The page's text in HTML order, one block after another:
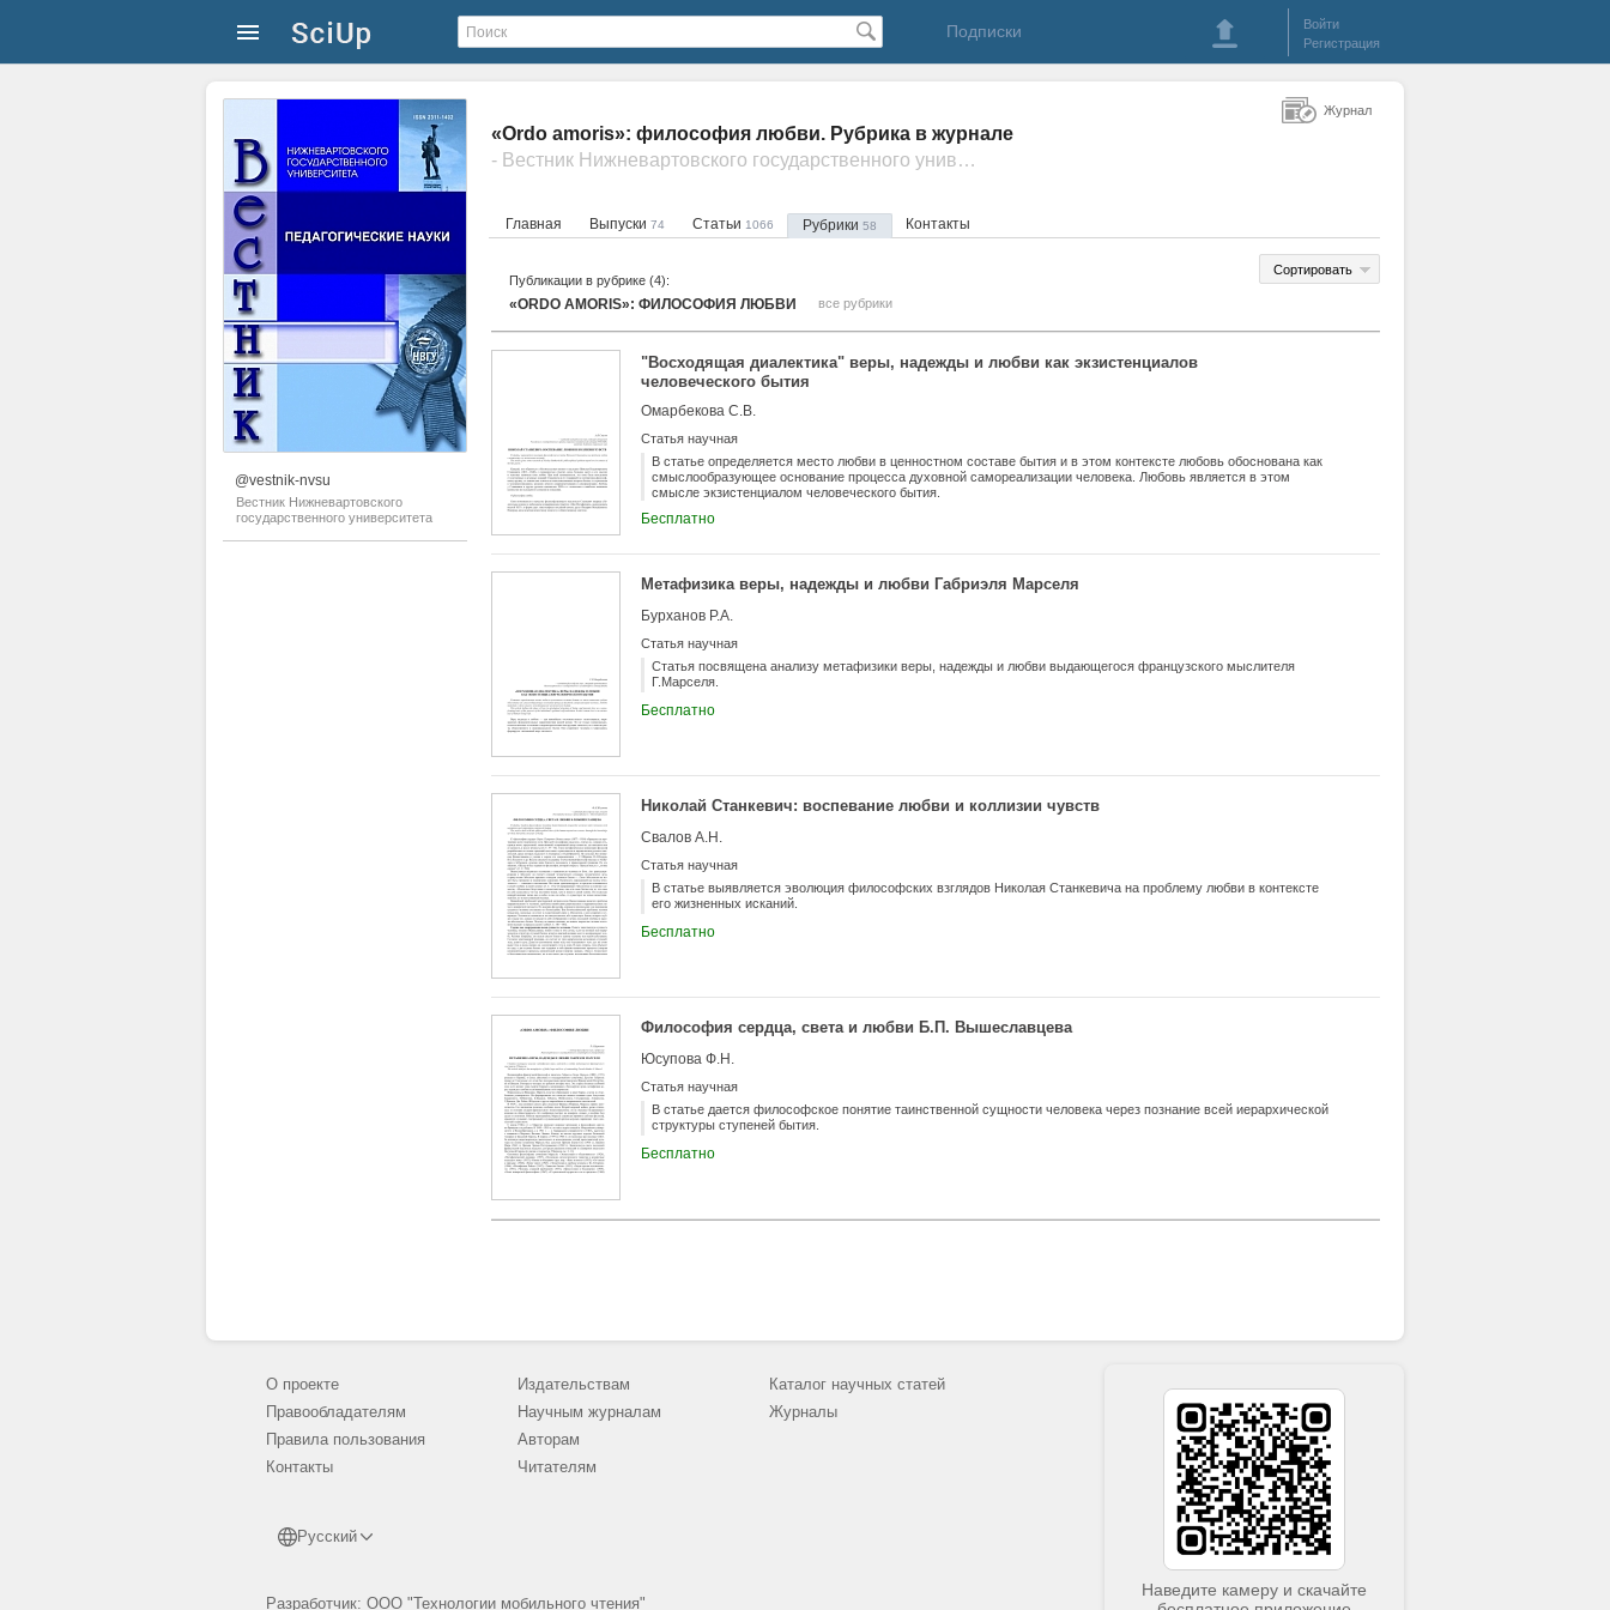
Подписки
Войти
Регистрация
@vestnik-nvsu
Вестник Нижневартовского
государственного университета
«Ordo amoris»: философия любви. Рубрика в журнале
- Вестник Нижневартовского государственного университета
Главная Выпуски 74 Статьи 1066 Рубрики 58 Контакты
Сортировать
Публикации в рубрике (4):
«ORDO AMORIS»: ФИЛОСОФИЯ ЛЮБВИ все рубрики
"Восходящая диалектика" веры, надежды и любви как экзистенциалов
человеческого бытия
Омарбекова С.В.
Статья научная
В статье определяется место любви в ценностном составе бытия и в этом контексте любовь обоснована как
смыслообразующее основание процесса духовной самореализации человека. Любовь является в этом
смысле экзистенциалом человеческого бытия.
Бесплатно
Метафизика веры, надежды и любви Габриэля Марселя
Бурханов Р.А.
Статья научная
Статья посвящена анализу метафизики веры, надежды и любви выдающегося французского мыслителя
Г.Марселя.
Бесплатно
Николай Станкевич: воспевание любви и коллизии чувств
Свалов А.Н.
Статья научная
В статье выявляется эволюция философских взглядов Николая Станкевича на проблему любви в контексте
его жизненных исканий.
Бесплатно
Философия сердца, света и любви Б.П. Вышеславцева
Юсупова Ф.Н.
Статья научная
В статье дается философское понятие таинственной сущности человека через познание всей иерархической
структуры ступеней бытия.
Бесплатно
Журнал
О проекте
Правообладателям
Правила пользования
Контакты
Русский
Разработчик: ООО "Технологии мобильного чтения"
Издательствам
Научным журналам
Авторам
Читателям
Каталог научных статей
Журналы
Наведите камеру и скачайте